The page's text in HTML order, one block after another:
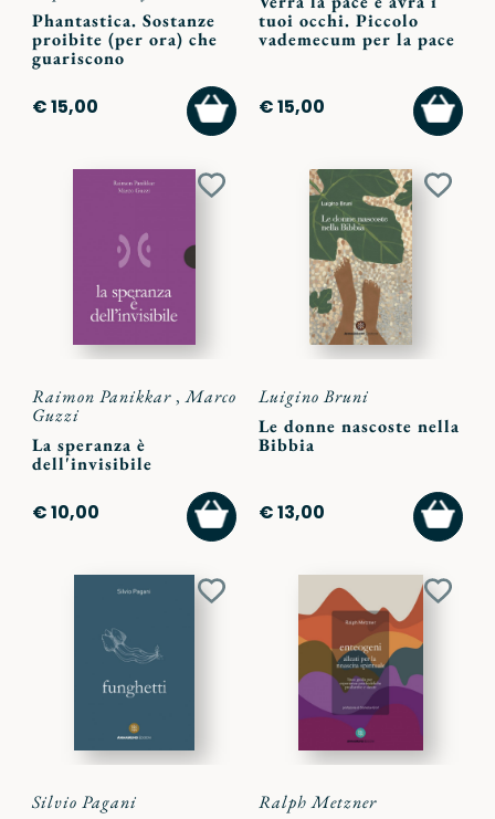
Phantastica. Sostanze
proibite (per ora) che
guariscono
€ 15,00
AGGIUNGI
AL
CARRELLO
tuoi occhi. Piccolo
vademecum per la pace
€ 15,00
AL
Aggiungi
Raimon Panikkar,Marco
Guzzi
La speranza è
dell'invisibile
€ 10,00
AGGIUNGI
AL
CARRELLO
Luigino Bruni
Le donne nascoste nella
Bibbia
€ 13,00
AL
Aggiungi
Silvio Pagani
Ralph Metzner